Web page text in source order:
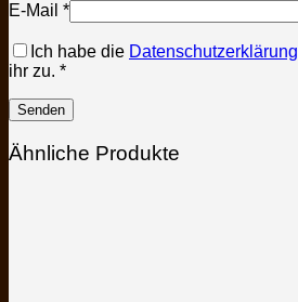
E-Mail *
Ich habe die Datenschutzerklärung
ihr zu. *
Ähnliche Produkte